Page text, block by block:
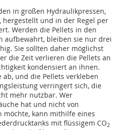
in großen Hydraulikpressen,
hergestellt und in der Regel per
Werden die Pellets in den
aufbewahrt, bleiben sie nur drei
Sie sollten daher möglichst
die Zeit verlieren die Pellets an
kondensiert an ihnen.
und die Pellets verkleben
verringert sich, die
mehr nutzbar. Wer
hat und nicht von
möchte, kann mithilfe eines
mit flüssigem CO2